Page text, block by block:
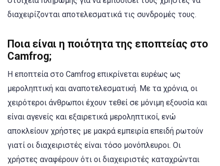
διαχειρίζονται αποτελεσματικά τις συνδρομές τους.
Ποια είναι η ποιότητα της εποπτείας στο
Camfrog;
Η εποπτεία στο Camfrog επικρίνεται ευρέως ως
μεροληπτική και αναποτελεσματική. Με τα χρόνια, οι
χειρότεροι άνθρωποι έχουν τεθεί σε μόνιμη εξουσία και
είναι αγενείς και εξαιρετικά μεροληπτικοί, ενώ
αποκλείουν χρήστες με μακρά εμπειρία επειδή ρωτούν
γιατί οι διαχειριστές είναι τόσο μονόπλευροι. Οι
χρήστες αναφέρουν ότι οι διαχειριστές καταχρώνται